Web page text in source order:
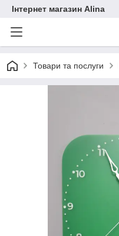
Інтернет магазин Alina
Товари та послуги